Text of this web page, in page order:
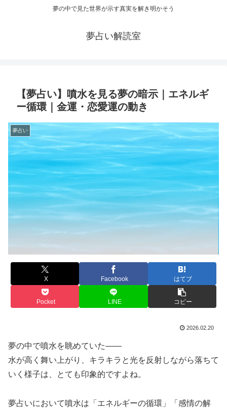
夢の中で見た世界が示す真実を解き明かそう
夢占い解読室
【夢占い】噴水を見る夢の暗示｜エネルギ
ー循環｜金運・恋愛運の動き
夢占い
X Facebook はてブ
Pocket LINE コピー
2026.02.20
夢の中で噴水を眺めていた――
水が高く舞い上がり、キラキラと光を反射しながら落ちて
いく様子は、とても印象的ですよね。
夢占いにおいて噴水は「エネルギーの循環」「感情の解